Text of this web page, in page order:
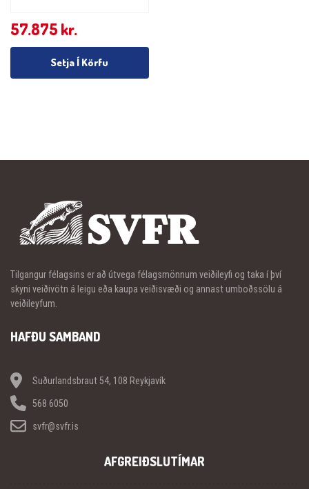
57.875 kr.
Setja Í Körfu
Tilgangur félagsins er að útvega félagsmönnum veiðileyfi og taka í því
skyni veiðivötn á leigu eða kaupa veiðisvæði og annast umboðssölu á
veiðileyfum.
HAFÐU SAMBAND
Suðurlandsbraut 54, 108 Reykjavík
568 6050
svfr@svfr.is
AFGREIÐSLUTÍMAR